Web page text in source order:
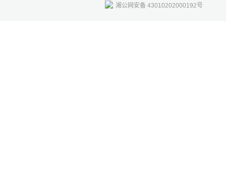
湘公网安备 43010202000192号